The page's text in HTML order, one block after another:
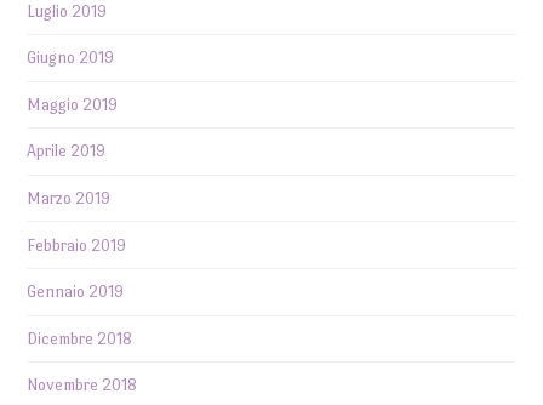
Luglio 2019
Giugno 2019
Maggio 2019
Aprile 2019
Marzo 2019
Febbraio 2019
Gennaio 2019
Dicembre 2018
Novembre 2018